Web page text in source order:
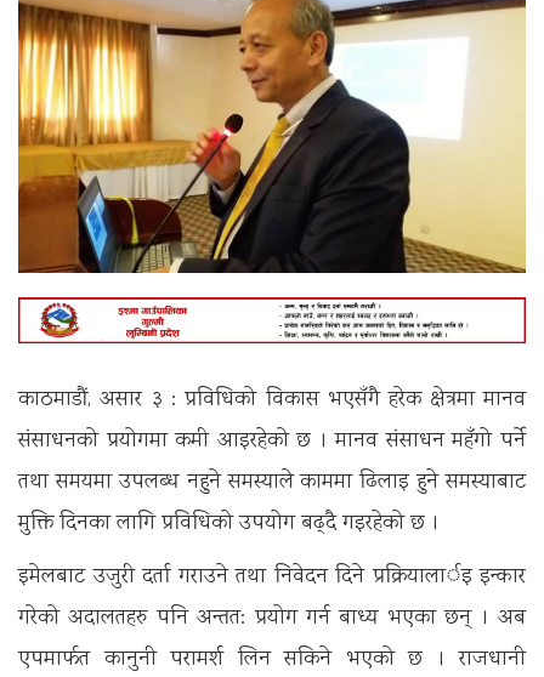
काठमाडौं, असार ३ : प्रविधिको विकास भएसँगै हरेक क्षेत्रमा मानव
संसाधनको प्रयोगमा कमी आइरहेको छ । मानव संसाधन महँगो पर्ने
तथा समयमा उपलब्ध नहुने समस्याले काममा ढिलाइ हुने समस्याबाट
मुक्ति दिनका लागि प्रविधिको उपयोग बढ्दै गइरहेको छ ।
इमेलबाट उजुरी दर्ता गराउने तथा निवेदन दिने प्रक्रियालार्इ इन्कार
गरेको अदालतहरु पनि अन्तत: प्रयोग गर्न बाध्य भएका छन् । अब
एपमार्फत कानुनी परामर्श लिन सकिने भएको छ । राजधानी